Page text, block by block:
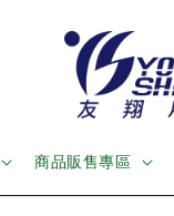
商品販售專區